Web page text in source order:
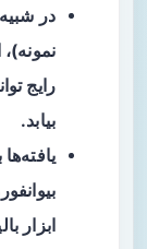
رایج
بیابد.
ابزار